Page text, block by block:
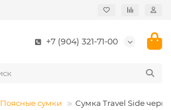
+7 (904) 321-71-00
Поясные сумки Сумка Travel Side